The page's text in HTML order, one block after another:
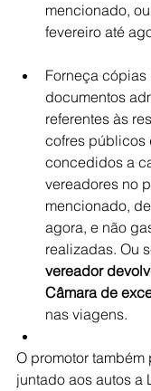
mencionado,
fevereiro até
Forneça cópias
documentos
referentes às
cofres públicos
concedidos a
vereadores no
mencionado,
agora, e não
realizadas. Ou
vereador
Câmara de
nas viagens.
O promotor
juntado aos autos a